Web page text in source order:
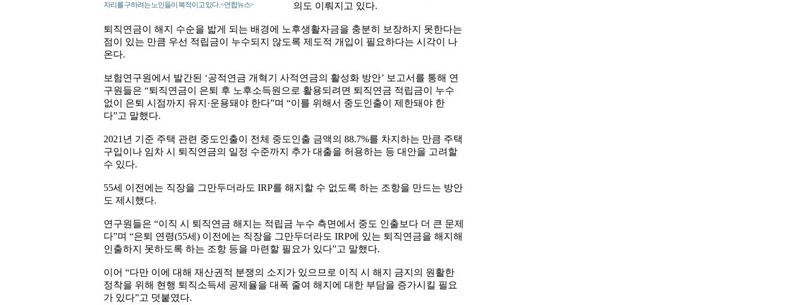
자리를 구하려는 노인들이 북적이고 있다. <연합뉴스>
의도 이뤄지고 있다.
퇴직연금이 해지 수순을 밟게 되는 배경에 노후생활자금을 충분히 보장하지 못한다는
점이 있는 만큼 우선 적립금이 누수되지 않도록 제도적 개입이 필요하다는 시각이 나
온다.
보험연구원에서 발간된 ‘공적연금 개혁기 사적연금의 활성화 방안’ 보고서를 통해 연
구원들은 “퇴직연금이 은퇴 후 노후소득원으로 활용되려면 퇴직연금 적립금이 누수
없이 은퇴 시점까지 유지·운용돼야 한다”며 “이를 위해서 중도인출이 제한돼야 한
다”고 말했다.
2021년 기준 주택 관련 중도인출이 전체 중도인출 금액의 88.7%를 차지하는 만큼 주택
구입이나 임차 시 퇴직연금의 일정 수준까지 추가 대출을 허용하는 등 대안을 고려할
수 있다.
55세 이전에는 직장을 그만두더라도 IRP를 해지할 수 없도록 하는 조항을 만드는 방안
도 제시했다.
연구원들은 “이직 시 퇴직연금 해지는 적립금 누수 측면에서 중도 인출보다 더 큰 문제
다”며 “은퇴 연령(55세) 이전에는 직장을 그만두더라도 IRP에 있는 퇴직연금을 해지해
인출하지 못하도록 하는 조항 등을 마련할 필요가 있다”고 말했다.
이어 “다만 이에 대해 재산권적 분쟁의 소지가 있으므로 이직 시 해지 금지의 원활한
정착을 위해 현행 퇴직소득세 공제율을 대폭 줄여 해지에 대한 부담을 증가시킬 필요
가 있다”고 덧붙였다.